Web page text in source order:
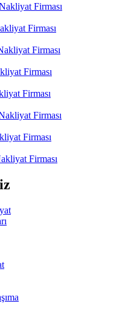
Firması
Firması
Firması
Firması
Firması
Firması
Firması
Firması